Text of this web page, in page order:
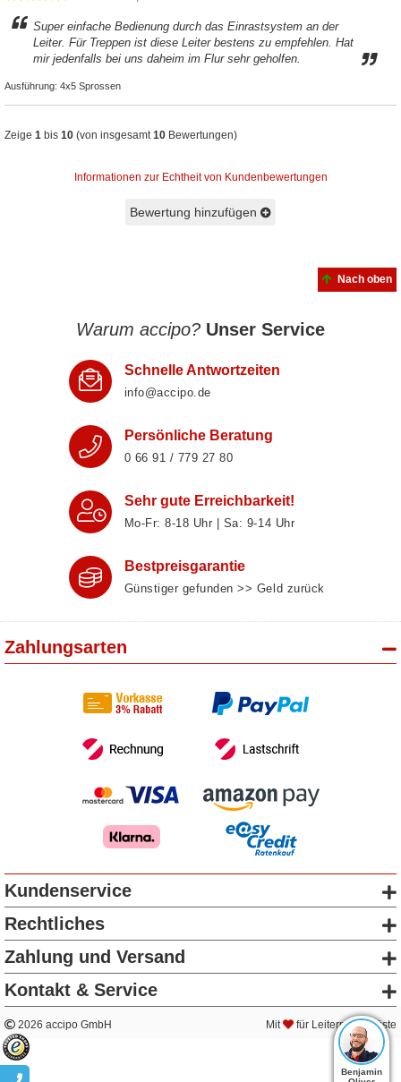
Super einfache Bedienung durch das Einrastsystem an der
Leiter. Für Treppen ist diese Leiter bestens zu empfehlen. Hat
mir jedenfalls bei uns daheim im Flur sehr geholfen.
Ausführung: 4x5 Sprossen
Zeige 1 bis 10 (von insgesamt10 Bewertungen)
Informationen zur Echtheit von Kundenbewertungen
Bewertung hinzufügen
Nach oben
Warum accipo? Unser Service
Schnelle Antwortzeiten
info@accipo.de
Persönliche Beratung
0 66 91 / 779 27 80
Sehr gute Erreichbarkeit!
Mo-Fr: 8‑18 Uhr | Sa: 9‑14 Uhr
Bestpreisgarantie
Günstiger gefunden >> Geld zurück
Zahlungsarten
Kundenservice
Rechtliches
Zahlung und Versand
Kontakt & Service
2026 accipo GmbH Mit für Leitern & Gerüste
Benjamin